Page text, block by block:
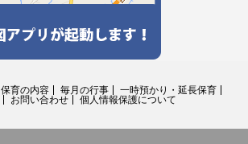
保育の内容 毎月の行事
一時預かり・延長保育
お問い合わせ 個人情報保護について